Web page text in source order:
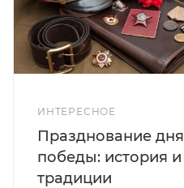
ИНТЕРЕСНОЕ
Празднование дня
победы: история и
традиции